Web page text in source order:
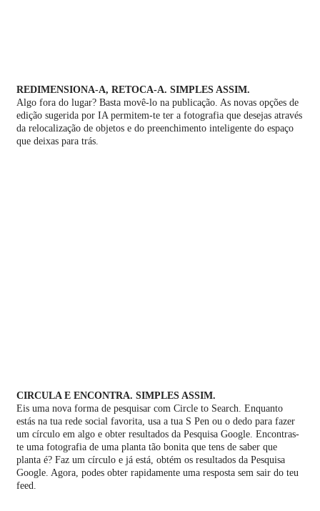
REDIMENSIONA-A, RETOCA-A. SIMPLES ASSIM.
Algo fora do lugar? Basta movê-lo na publicação. As novas opções de
edição sugerida por IA permitem-te ter a fotografia que desejas através
da relocalização de objetos e do preenchimento inteligente do espaço
que deixas para trás.
CIRCULA E ENCONTRA. SIMPLES ASSIM.
Eis uma nova forma de pesquisar com Circle to Search. Enquanto
estás na tua rede social favorita, usa a tua S Pen ou o dedo para fazer
um círculo em algo e obter resultados da Pesquisa Google. Encontras-
te uma fotografia de uma planta tão bonita que tens de saber que
planta é? Faz um círculo e já está, obtém os resultados da Pesquisa
Google. Agora, podes obter rapidamente uma resposta sem sair do teu
feed.